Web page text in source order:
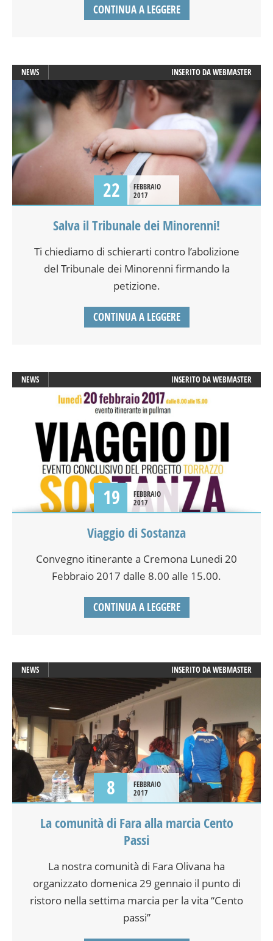
CONTINUA A LEGGERE
NEWS INSERITO DAWEBMASTER
22
FEBBRAIO
2017
Salva il Tribunale dei Minorenni!
Ti chiediamo di schierarti contro l’abolizione
del Tribunale dei Minorenni firmando la
petizione.
CONTINUA A LEGGERE
NEWS INSERITO DAWEBMASTER
19
FEBBRAIO
2017
Viaggio di Sostanza
Convegno itinerante a Cremona Lunedi 20
Febbraio 2017 dalle 8.00 alle 15.00.
CONTINUA A LEGGERE
NEWS INSERITO DAWEBMASTER
8
FEBBRAIO
2017
La comunità di Fara alla marcia Cento
Passi
La nostra comunità di Fara Olivana ha
organizzato domenica 29 gennaio il punto di
ristoro nella settima marcia per la vita “Cento
passi”